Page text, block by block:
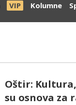
VIP Kolumne
Oštir:
su osnova za